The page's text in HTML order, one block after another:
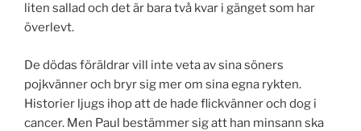
liten sallad och det är bara två kvar i gänget som har
överlevt.
De dödas föräldrar vill inte veta av sina söners
pojkvänner och bryr sig mer om sina egna rykten.
Historier ljugs ihop att de hade flickvänner och dog i
cancer. Men Paul bestämmer sig att han minsann ska